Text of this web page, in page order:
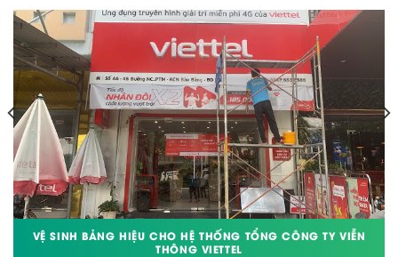
VỆ SINH BẢNG HIỆU CHO HỆ THỐNG TỔNG CÔNG TY VIỄN
THÔNG VIETTEL